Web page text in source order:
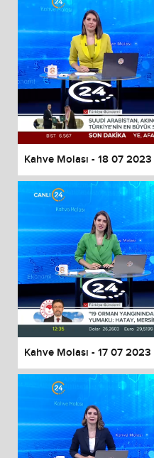
Kahve Molası - 18 07 2023
Kahve Molası - 17 07 2023